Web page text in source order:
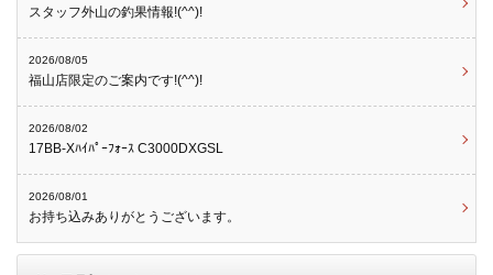
スタッフ外山の釣果情報!(^^)!
2026/08/05
福山店限定のご案内です!(^^)!
2026/08/02
17BB-Xﾊｲﾊﾟｰﾌｫｰｽ C3000DXGSL
2026/08/01
お持ち込みありがとうございます。